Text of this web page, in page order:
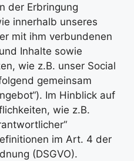
der Erbringung
innerhalb unseres
mit ihm verbundenen
Inhalte sowie
wie z.B. unser Social
gemeinsam
Im Hinblick auf
wie z.B.
im Art. 4 der
(DSGVO).